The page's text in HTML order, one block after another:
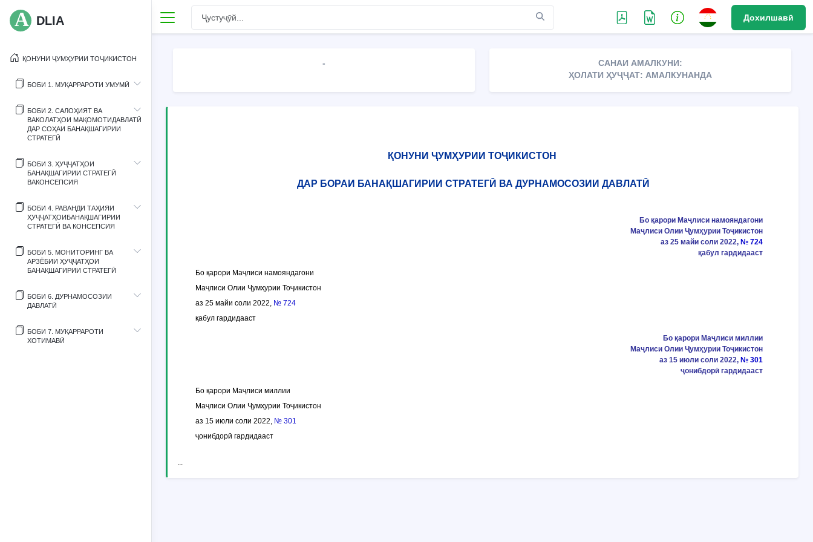
Дохилшавӣ
DLIA
ҚОНУНИ ҶУМҲУРИИ ТОҶИКИСТОН
БОБИ 1. МУҚАРРАРОТИ УМУМӢ
БОБИ 2. САЛОҲИЯТ ВА
ВАКОЛАТҲОИ МАҚОМОТИДАВЛАТӢ
ДАР СОҲАИ БАНАҚШАГИРИИ
СТРАТЕГӢ
БОБИ 3. ҲУҶҶАТҲОИ
БАНАҚШАГИРИИ СТРАТЕГӢ
ВАКОНСЕПСИЯ
БОБИ 4. РАВАНДИ ТАҲИЯИ
ҲУҶҶАТҲОИБАНАҚШАГИРИИ
СТРАТЕГӢ ВА КОНСЕПСИЯ
БОБИ 5. МОНИТОРИНГ ВА
АРЗЁБИИ ҲУҶҶАТҲОИ
БАНАҚШАГИРИИ СТРАТЕГӢ
БОБИ 6. ДУРНАМОСОЗИИ
ДАВЛАТӢ
БОБИ 7. МУҚАРРАРОТИ
ХОТИМАВӢ
-
САНАИ АМАЛКУНИ:
ҲОЛАТИ ҲУҶҶАТ: АМАЛКУНАНДА
ҚОНУНИ ҶУМҲУРИИ ТОҶИКИСТОН
ДАР БОРАИ БАНАҚШАГИРИИ СТРАТЕГӢ ВА ДУРНАМОСОЗИИ ДАВЛАТӢ
Бо қарори Маҷлиси намояндагони
Маҷлиси Олии Ҷумҳурии Тоҷикистон
аз 25 майи соли 2022, № 724
қабул гардидааст
Бо қарори Маҷлиси намояндагони
Маҷлиси Олии Ҷумҳурии Тоҷикистон
аз 25 майи соли 2022, № 724
қабул гардидааст
Бо қарори Маҷлиси миллии
Маҷлиси Олии Ҷумҳурии Тоҷикистон
аз 15 июли соли 2022, № 301
ҷонибдорӣ гардидааст
Бо қарори Маҷлиси миллии
Маҷлиси Олии Ҷумҳурии Тоҷикистон
аз 15 июли соли 2022, № 301
ҷонибдорӣ гардидааст
...